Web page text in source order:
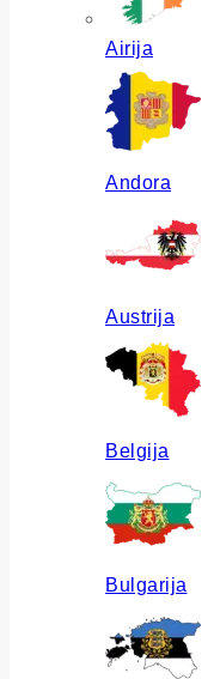
Airija
Andora
Austrija
Belgija
Bulgarija